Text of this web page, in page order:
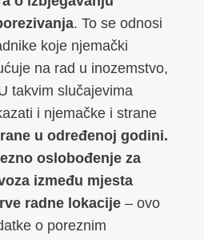
. To se odnosi
koje njemački
na rad u inozemstvo,
takvim slučajevima
i njemačke i strane
u određenoj godini.
oslobođenje za
između mjesta
radne lokacije – ovo
o poreznim